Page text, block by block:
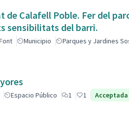
de Calafell Poble. Fer del
sensibilitats del barri.
Municipio Parques y Jardines
Espacio Público 1 1 Acceptada